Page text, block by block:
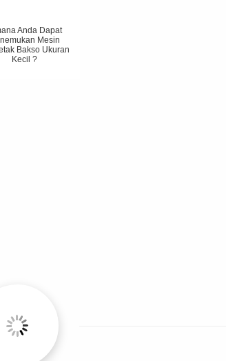
Anda Dapat
Mesin
Bakso Ukuran
Kecil ?